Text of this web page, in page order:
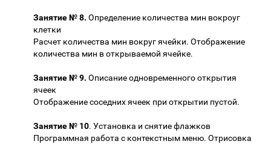
Занятие № 8. Определение количества мин вокроуг
клетки
Расчет количества мин вокруг ячейки. Отображение
количества мин в открываемой ячейке.
Занятие № 9. Описание одновременного открытия
ячеек
Отображение соседних ячеек при открытии пустой.
Занятие № 10. Установка и снятие флажков
Программная работа с контекстным меню. Отрисовка